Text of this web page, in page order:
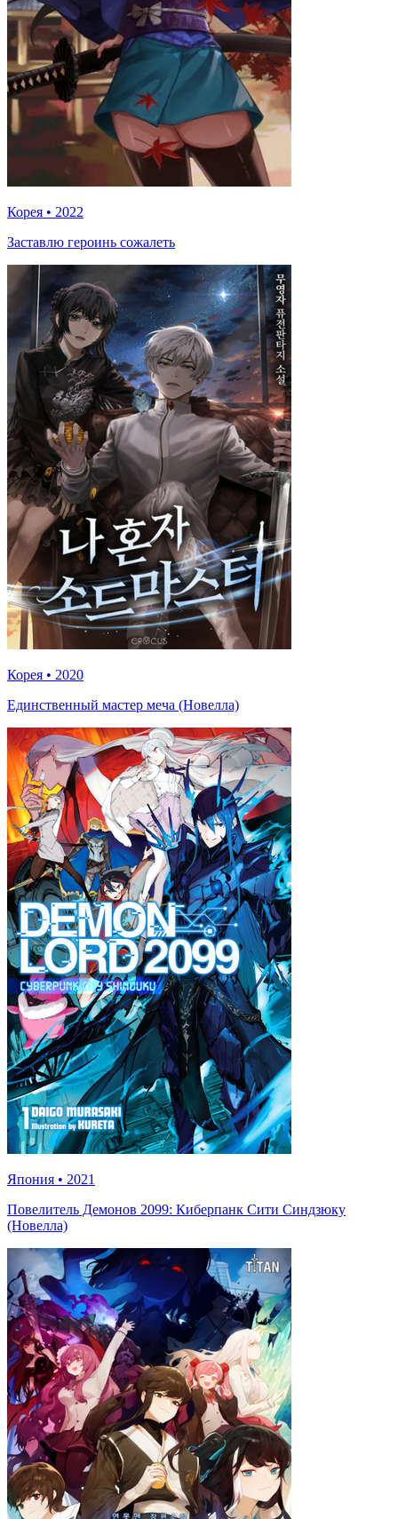
Корея • 2022
Заставлю героинь сожалеть
Корея • 2020
Единственный мастер меча (Новелла)
Япония • 2021
Повелитель Демонов 2099: Киберпанк Сити Синдзюку
(Новелла)